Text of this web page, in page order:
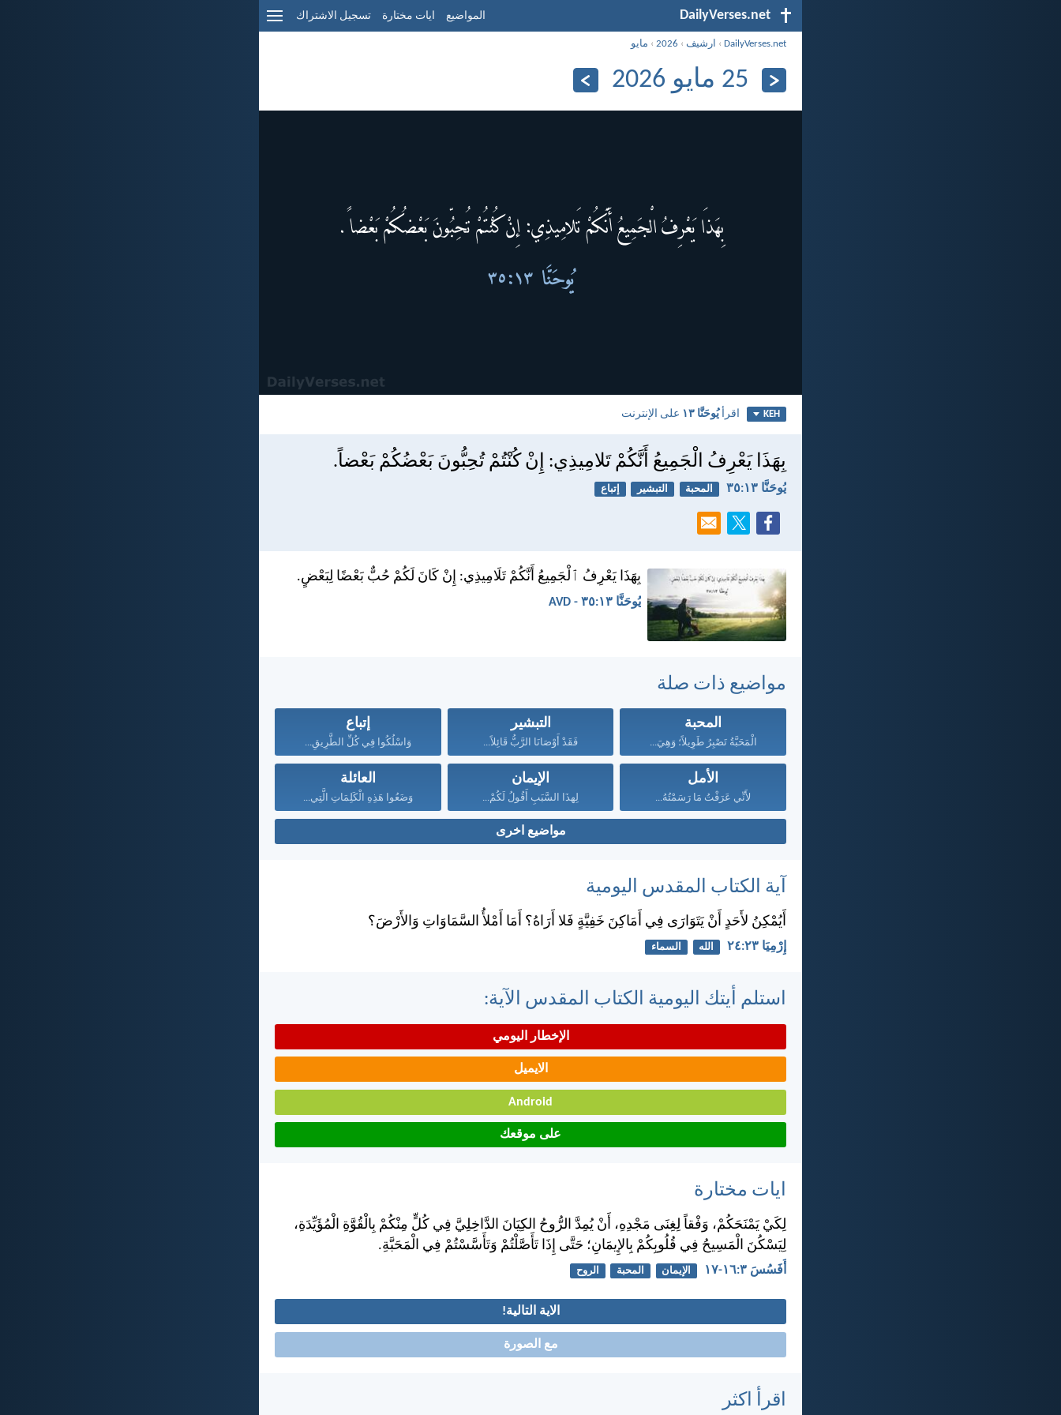
DailyVerses.net المواضيع ايات مختارة تسجيل الاشتراك
DailyVerses.net
› ارشيف ›
2026
› مايو
25 مايو 2026
KEH اقرأيُوحَنَّا ١٣ على الإنترنت
بِهَذَا يَعْرِفُ الْجَمِيعُ أَنَّكُمْ تَلامِيذِي: إِنْ كُنْتُمْ تُحِبُّونَ بَعْضُكُمْ بَعْضاً.
يُوحَنَّا ١٣:‏٣٥ المحبة التبشير إتباع
بِهَذَا يَعْرِفُ ٱلْجَمِيعُ أَنَّكُمْ تَلَامِيذِي: إِنْ كَانَ لَكُمْ حُبٌّ بَعْضًا لِبَعْضٍ.
يُوحَنَّا ١٣:‏٣٥ - AVD
مواضيع ذات صلة
المحبة
الْمَحَبَّةُ تَصْبِرُ طَوِيلاً؛ وَهِيَ...
التبشير
فَقَدْ أَوْصَانَا الرَّبُّ قَائِلاً...
إتباع
وَاسْلُكُوا فِي كُلِّ الطَّرِيقِ...
الأمل
لأَنِّي عَرَفْتُ مَا رَسَمْتُهُ...
الإيمان
لِهذَا السَّبَبِ أَقُولُ لَكُمْ...
العائلة
وَضَعُوا هَذِهِ الْكَلِمَاتِ الَّتِي...
مواضيع اخرى
آية الكتاب المقدس اليومية
أَيُمْكِنُ لأَحَدٍ أَنْ يَتَوَارَى فِي أَمَاكِنَ خَفِيَّةٍ فَلا أَرَاهُ؟ أَمَا أَمْلأُ السَّمَاوَاتِ وَالأَرْضَ؟
إِرْمِيَا ٢٣:‏٢٤ الله السماء
استلم أيتك اليومية الكتاب المقدس الآية:
الإخطار اليومي
الايميل
Android
على موقعك
ايات مختارة
لِكَيْ يَمْنَحَكُمْ، وَفْقاً لِغِنَى مَجْدِهِ، أَنْ يُمِدَّ الرُّوحُ الكِيَانَ الدَّاخِلِيَّ فِي كُلٍّ مِنْكُمْ بِالْقُوَّةِ الْمُؤَيِّدَةِ،
لِيَسْكُنَ الْمَسِيحُ فِي قُلُوبِكُمْ بِالإِيمَانِ؛ حَتَّى إِذَا تَأَصَّلْتُمْ وَتَأَسَّسْتُمْ فِي الْمَحَبَّةِ.
أَفَسُسَ ٣:‏١٦-‏١٧ الإيمان المحبة الروح
الاية التالية!
مع الصورة
اقرأ اكثر